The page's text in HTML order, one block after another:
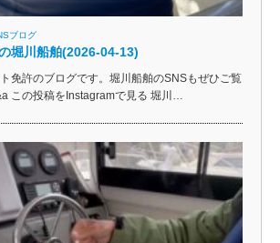
ブログ
堀川船舶(2026-04-13)
免許のブログです。堀川船舶のSNSもぜひご覧
この投稿をInstagramで見る 堀川…